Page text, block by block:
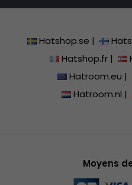
Hatshop.se |
Hatshop.fr|
Hatroom.eu |
Hatroom.nl |
Moyens